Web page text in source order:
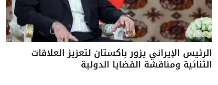
الرئيس الإيراني يزور باكستان لتعزيز العلاقات
الثنائية ومناقشة القضايا الدولية